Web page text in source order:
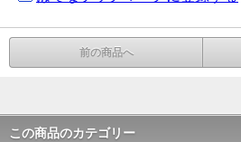
前の商品へ
この商品のカテゴリー